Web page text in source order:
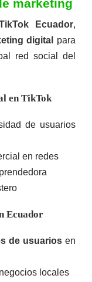
n
5
marketing
Ecuador,
digital
para
red social del
en TikTok
de usuarios
en redes
Ecuador
de usuariosen
locales